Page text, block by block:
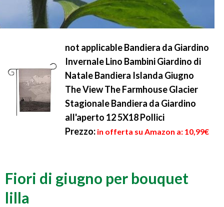
not applicable Bandiera da Giardino
Invernale Lino Bambini Giardino di
Natale Bandiera Islanda Giugno
The View The Farmhouse Glacier
Stagionale Bandiera da Giardino
all'aperto 12 5X18 Pollici
Prezzo: in offerta su Amazon a: 10,99€
Fiori di giugno per bouquet
lilla